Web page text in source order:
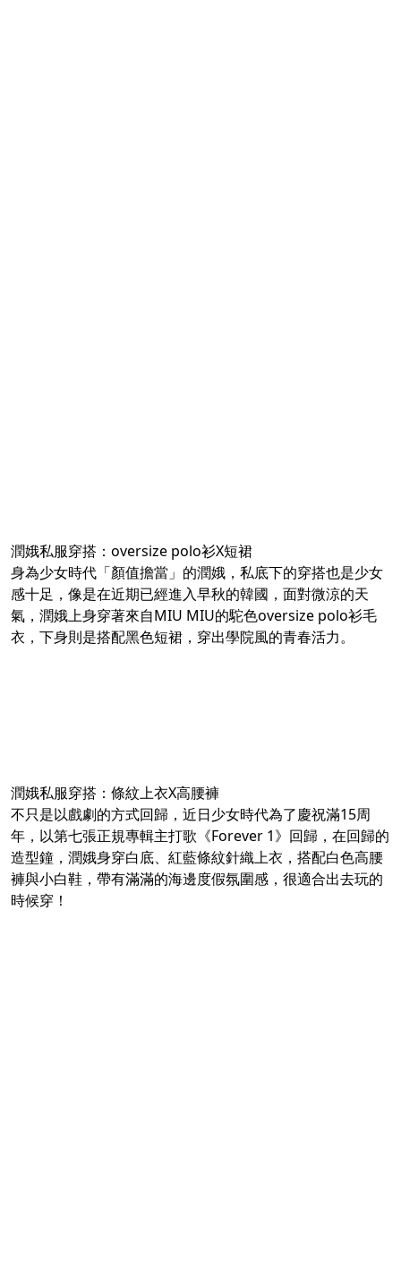
潤娥私服穿搭：oversize polo衫X短裙
身為少女時代「顏值擔當」的潤娥，私底下的穿搭也是少女
感十足，像是在近期已經進入早秋的韓國，面對微涼的天
氣，潤娥上身穿著來自MIU MIU的駝色oversize polo衫毛
衣，下身則是搭配黑色短裙，穿出學院風的青春活力。
潤娥私服穿搭：條紋上衣X高腰褲
不只是以戲劇的方式回歸，近日少女時代為了慶祝滿15周
年，以第七張正規專輯主打歌《Forever 1》回歸，在回歸的
造型鐘，潤娥身穿白底、紅藍條紋針織上衣，搭配白色高腰
褲與小白鞋，帶有滿滿的海邊度假氛圍感，很適合出去玩的
時候穿！